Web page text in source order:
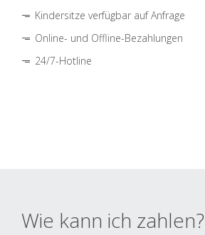
Kindersitze verfügbar auf Anfrage
Online- und Offline-Bezahlungen
24/7-Hotline
Wie kann ich zahlen?